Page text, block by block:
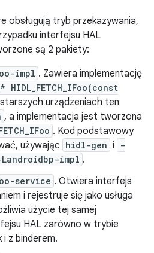
obsługują tryb przekazywania,
interfejsu HAL
są 2 pakiety:
impl . Zawiera implementację
HIDL_FETCH_IFoo(const
urządzeniach ten
, a implementacja jest tworzona
. Kod podstawowy
używając hidl-gen i
-
impl .
service . Otwiera interfejs
i rejestruje się jako usługa
użycie tej samej
HAL zarówno w trybie
i z binderem.